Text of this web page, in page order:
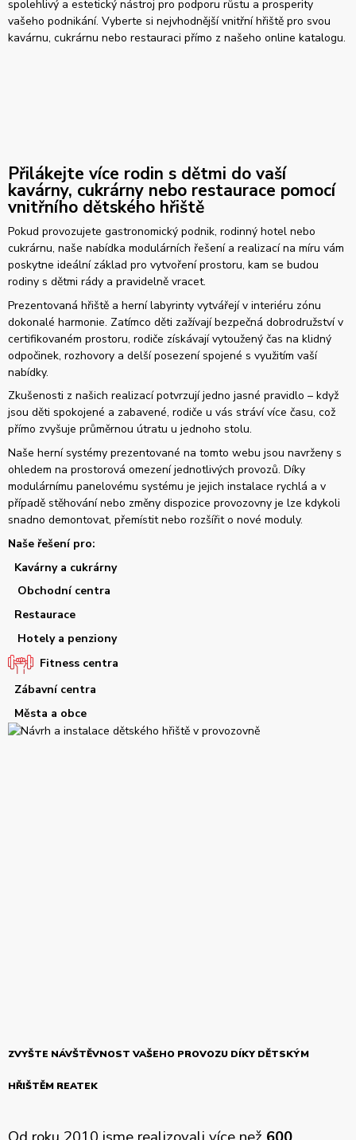
spolehlivý a estetický nástroj pro podporu růstu a prosperity
vašeho podnikání. Vyberte si nejvhodnější vnitřní hřiště pro svou
kavárnu, cukrárnu nebo restauraci přímo z našeho online katalogu.
Přilákejte více rodin s dětmi do vaší
kavárny, cukrárny nebo restaurace pomocí
vnitřního dětského hřiště
Pokud provozujete gastronomický podnik, rodinný hotel nebo
cukrárnu, naše nabídka modulárních řešení a realizací na míru vám
poskytne ideální základ pro vytvoření prostoru, kam se budou
rodiny s dětmi rády a pravidelně vracet.
Prezentovaná hřiště a herní labyrinty vytvářejí v interiéru zónu
dokonalé harmonie. Zatímco děti zažívají bezpečná dobrodružství v
certifikovaném prostoru, rodiče získávají vytoužený čas na klidný
odpočinek, rozhovory a delší posezení spojené s využitím vaší
nabídky.
Zkušenosti z našich realizací potvrzují jedno jasné pravidlo – když
jsou děti spokojené a zabavené, rodiče u vás stráví více času, což
přímo zvyšuje průměrnou útratu u jednoho stolu.
Naše herní systémy prezentované na tomto webu jsou navrženy s
ohledem na prostorová omezení jednotlivých provozů. Díky
modulárnímu panelovému systému je jejich instalace rychlá a v
případě stěhování nebo změny dispozice provozovny je lze kdykoli
snadno demontovat, přemístit nebo rozšířit o nové moduly.
Naše řešení pro:
Kavárny a cukrárny
Obchodní centra
Restaurace
Hotely a penziony
Fitness centra
Zábavní centra
Města a obce
ZVYŠTE NÁVŠTĚVNOST VAŠEHO PROVOZU DÍKY DĚTSKÝM
HŘIŠTĚM REATEK